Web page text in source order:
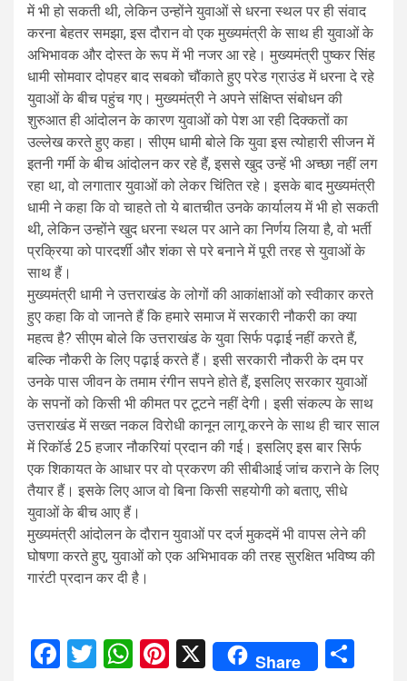
में भी हो सकती थी, लेकिन उन्होंने युवाओं से धरना स्थल पर ही संवाद
करना बेहतर समझा, इस दौरान वो एक मुख्यमंत्री के साथ ही युवाओं के
अभिभावक और दोस्त के रूप में भी नजर आ रहे। मुख्यमंत्री पुष्कर सिंह
धामी सोमवार दोपहर बाद सबको चौंकाते हुए परेड ग्राउंड में धरना दे रहे
युवाओं के बीच पहुंच गए। मुख्यमंत्री ने अपने संक्षिप्त संबोधन की
शुरुआत ही आंदोलन के कारण युवाओं को पेश आ रही दिक्कतों का
उल्लेख करते हुए कहा। सीएम धामी बोले कि युवा इस त्योहारी सीजन में
इतनी गर्मी के बीच आंदोलन कर रहे हैं, इससे खुद उन्हें भी अच्छा नहीं लग
रहा था, वो लगातार युवाओं को लेकर चिंतित रहे। इसके बाद मुख्यमंत्री
धामी ने कहा कि वो चाहते तो ये बातचीत उनके कार्यालय में भी हो सकती
थी, लेकिन उन्होंने खुद धरना स्थल पर आने का निर्णय लिया है, वो भर्ती
प्रक्रिया को पारदर्शी और शंका से परे बनाने में पूरी तरह से युवाओं के
साथ हैं।
मुख्यमंत्री धामी ने उत्तराखंड के लोगों की आकांक्षाओं को स्वीकार करते
हुए कहा कि वो जानते हैं कि हमारे समाज में सरकारी नौकरी का क्या
महत्व है? सीएम बोले कि उत्तराखंड के युवा सिर्फ पढ़ाई नहीं करते हैं,
बल्कि नौकरी के लिए पढ़ाई करते हैं। इसी सरकारी नौकरी के दम पर
उनके पास जीवन के तमाम रंगीन सपने होते हैं, इसलिए सरकार युवाओं
के सपनों को किसी भी कीमत पर टूटने नहीं देगी। इसी संकल्प के साथ
उत्तराखंड में सख्त नकल विरोधी कानून लागू करने के साथ ही चार साल
में रिकॉर्ड 25 हजार नौकरियां प्रदान की गई। इसलिए इस बार सिर्फ
एक शिकायत के आधार पर वो प्रकरण की सीबीआई जांच कराने के लिए
तैयार हैं। इसके लिए आज वो बिना किसी सहयोगी को बताए, सीधे
युवाओं के बीच आए हैं।
मुख्यमंत्री आंदोलन के दौरान युवाओं पर दर्ज मुकदमें भी वापस लेने की
घोषणा करते हुए, युवाओं को एक अभिभावक की तरह सुरक्षित भविष्य की
गारंटी प्रदान कर दी है।
Facebook
Twitter
WhatsApp
Pinterest
X Share